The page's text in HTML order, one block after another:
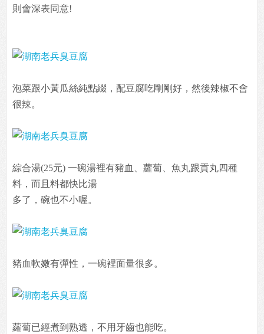
則會深表同意!
泡菜跟小黃瓜絲純點綴，配豆腐吃剛剛好，然後辣椒不會
很辣。
綜合湯(25元) 一碗湯裡有豬血、蘿蔔、魚丸跟貢丸四種
料，而且料都快比湯
多了，碗也不小喔。
豬血軟嫩有彈性，一碗裡面量很多。
蘿蔔已經煮到熟透，不用牙齒也能吃。